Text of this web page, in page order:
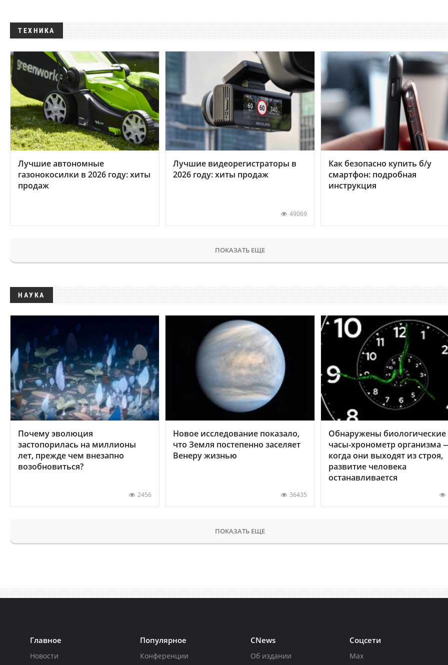
ТЕХНИКА
Лучшие автономные
газонокосилки в 2026 году: хиты
продаж
Лучшие видеорегистраторы в
2026 году: хиты продаж
49069
Как безопасно купить б/у
смартфон: подробная
инструкция
ПОКАЗАТЬ ЕЩЕ
НАУКА
Почему эволюция
застопорилась на миллионы
лет, прежде чем внезапно
возобновиться?
2456
Новое исследование показало,
что Земля постепенно заселяет
Венеру жизнью
36435
Обнаружены биологические
часы-хронометр организма
когда они выходят из строя,
развитие человека
останавливается
ПОКАЗАТЬ ЕЩЕ
Главное
Новости
Популярное
Конференции
CNews
Об издании
Соцсети
Max